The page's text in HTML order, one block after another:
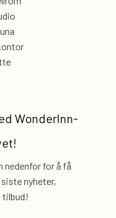
WonderInn-
nedenfor for å få
nyheter,
tilbud!